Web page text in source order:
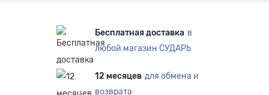
Бесплатная доставка в
любой магазин СУДАРЬ
12 месяцев для обмена и
возврата